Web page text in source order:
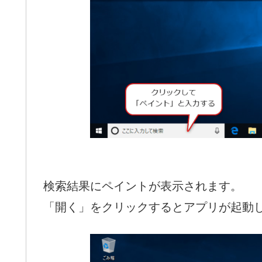
検索結果にペイントが表示されます。
「開く」をクリックするとアプリが起動